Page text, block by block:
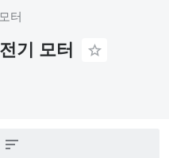
터
기 모터